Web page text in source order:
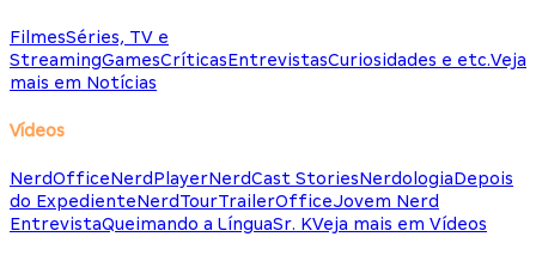
FilmesSéries, TV e
StreamingGamesCríticasEntrevistasCuriosidades e etc.Veja
mais em Notícias
Vídeos
NerdOfficeNerdPlayerNerdCast StoriesNerdologiaDepois
do ExpedienteNerdTourTrailerOfficeJovem Nerd
EntrevistaQueimando a LínguaSr. KVeja mais em Vídeos